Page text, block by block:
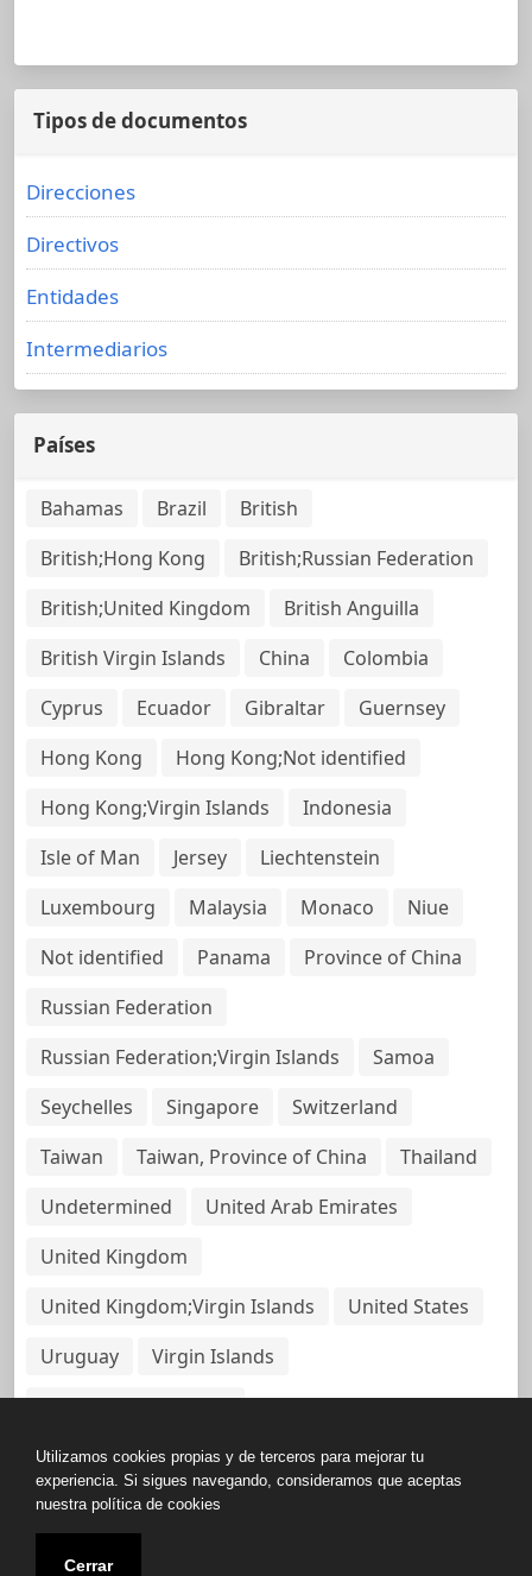
Tipos de documentos
Direcciones
Directivos
Entidades
Intermediarios
Países
Bahamas Brazil
British
British;Hong Kong
British;Russian Federation
British;United Kingdom
British Anguilla
British Virgin Islands
China
Colombia
Cyprus
Ecuador Gibraltar
Guernsey
Hong Kong
Hong Kong;Not identified
Hong Kong;Virgin Islands
Indonesia
Isle of Man
Jersey
Liechtenstein
Luxembourg
Malaysia Monaco
Niue
Not identified
Panama
Province of China
Russian Federation
Russian Federation;Virgin Islands
Samoa
Seychelles
Singapore
Switzerland
Taiwan
Taiwan, Province of China
Thailand
Undetermined
United Arab Emirates
United Kingdom
United Kingdom;Virgin Islands
United States
Uruguay
Virgin Islands
Virgin Islands, British
Copyright © All rights reserved.
Utilizamos cookies propias y de terceros para mejorar tu
experiencia. Si sigues navegando, consideramos que aceptas
nuestra política de cookies
Cerrar